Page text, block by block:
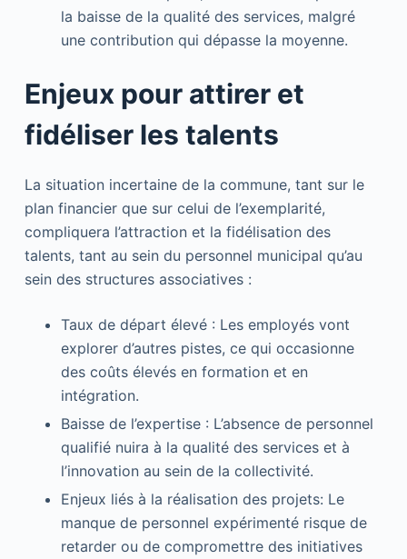
la baisse de la qualité des services, malgré
une contribution qui dépasse la moyenne.
Enjeux pour attirer et
fidéliser les talents
La situation incertaine de la commune, tant sur le
plan financier que sur celui de l’exemplarité,
compliquera l’attraction et la fidélisation des
talents, tant au sein du personnel municipal qu’au
sein des structures associatives :
Taux de départ élevé : Les employés vont
explorer d’autres pistes, ce qui occasionne
des coûts élevés en formation et en
intégration.
Baisse de l’expertise : L’absence de personnel
qualifié nuira à la qualité des services et à
l’innovation au sein de la collectivité.
Enjeux liés à la réalisation des projets: Le
manque de personnel expérimenté risque de
retarder ou de compromettre des initiatives